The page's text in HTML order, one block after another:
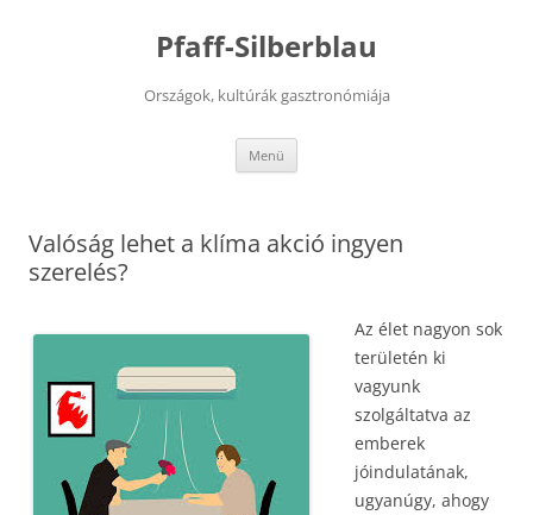
Pfaff-Silberblau
Országok, kultúrák gasztronómiája
Menü
Valóság lehet a klíma akció ingyen
szerelés?
Az élet nagyon sok
területén ki
vagyunk
szolgáltatva az
emberek
jóindulatának,
ugyanúgy, ahogy